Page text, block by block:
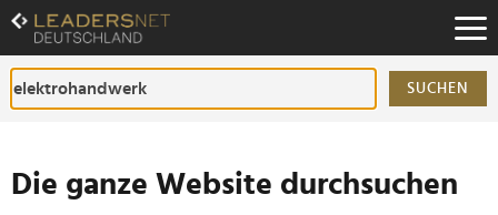
Zum
Inhalt
Zur
Fußzeilen-
Navigation
SUCHEN
Die ganze Website durchsuchen